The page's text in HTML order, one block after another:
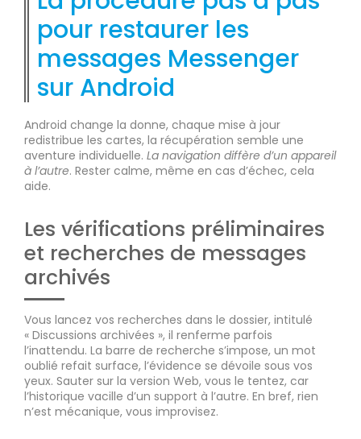
pour restaurer les
messages Messenger
sur Android
Android change la donne, chaque mise à jour
redistribue les cartes, la récupération semble une
aventure individuelle. La navigation diffère d’un appareil
à l’autre. Rester calme, même en cas d’échec, cela
aide.
Les vérifications préliminaires
et recherches de messages
archivés
Vous lancez vos recherches dans le dossier, intitulé
« Discussions archivées », il renferme parfois
l’inattendu. La barre de recherche s’impose, un mot
oublié refait surface, l’évidence se dévoile sous vos
yeux. Sauter sur la version Web, vous le tentez, car
l’historique vacille d’un support à l’autre. En bref, rien
n’est mécanique, vous improvisez.